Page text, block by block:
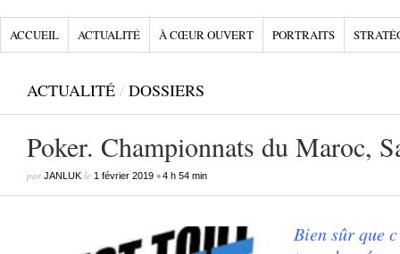
ACCUEIL ACTUALITÉ À CŒUR OUVERT PORTRAITS
ACTUALITÉ / DOSSIERS
Poker. Championnats du Maroc,
parJANLUK le 1 février 2019 •4 h 54 min
Bien sûr que